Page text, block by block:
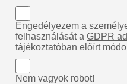
Engedélyezem a
felhasználását aGDPR
tájékoztatóban előírt
Nem vagyok robot!